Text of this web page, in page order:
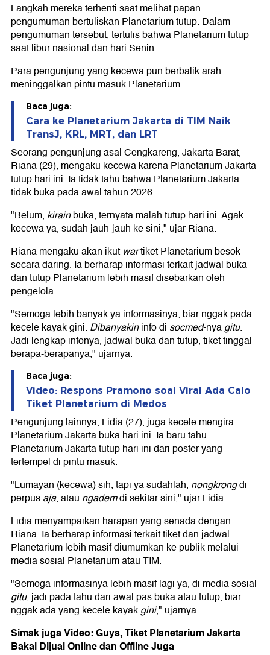
Langkah mereka terhenti saat melihat papan
pengumuman bertuliskan Planetarium tutup. Dalam
pengumuman tersebut, tertulis bahwa Planetarium tutup
saat libur nasional dan hari Senin.
Para pengunjung yang kecewa pun berbalik arah
meninggalkan pintu masuk Planetarium.
Baca juga:
Cara ke Planetarium Jakarta di TIM Naik
TransJ, KRL, MRT, dan LRT
Seorang pengunjung asal Cengkareng, Jakarta Barat,
Riana (29), mengaku kecewa karena Planetarium Jakarta
tutup hari ini. Ia tidak tahu bahwa Planetarium Jakarta
tidak buka pada awal tahun 2026.
"Belum, kirainbuka, ternyata malah tutup hari ini. Agak
kecewa ya, sudah jauh-jauh ke sini," ujar Riana.
Riana mengaku akan ikut wartiket Planetarium besok
secara daring. Ia berharap informasi terkait jadwal buka
dan tutup Planetarium lebih masif disebarkan oleh
pengelola.
"Semoga lebih banyak ya informasinya, biar nggak pada
kecele kayak gini. Dibanyakininfo di socmed-nyagitu.
Jadi lengkap infonya, jadwal buka dan tutup, tiket tinggal
berapa-berapanya," ujarnya.
Baca juga:
Video: Respons Pramono soal Viral Ada Calo
Tiket Planetarium di Medos
Pengunjung lainnya, Lidia (27), juga kecele mengira
Planetarium Jakarta buka hari ini. Ia baru tahu
Planetarium Jakarta tutup hari ini dari poster yang
tertempel di pintu masuk.
"Lumayan (kecewa) sih, tapi ya sudahlah, nongkrongdi
perpusaja, atau ngademdi sekitar sini," ujar Lidia.
Lidia menyampaikan harapan yang senada dengan
Riana. Ia berharap informasi terkait tiket dan jadwal
Planetarium lebih masif diumumkan ke publik melalui
media sosial Planetarium atau TIM.
"Semoga informasinya lebih masif lagi ya, di media sosial
gitu, jadi pada tahu dari awal pas buka atau tutup, biar
nggak ada yang kecele kayakgini," ujarnya.
Simak juga Video: Guys, Tiket Planetarium Jakarta
Bakal Dijual Online dan Offline Juga